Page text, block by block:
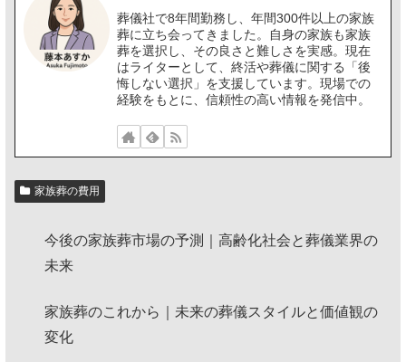
葬儀社で8年間勤務し、年間300件以上の家族
葬に立ち会ってきました。自身の家族も家族
葬を選択し、その良さと難しさを実感。現在
はライターとして、終活や葬儀に関する「後
悔しない選択」を支援しています。現場での
経験をもとに、信頼性の高い情報を発信中。
家族葬の費用
今後の家族葬市場の予測｜高齢化社会と葬儀業界の
未来
家族葬のこれから｜未来の葬儀スタイルと価値観の
変化